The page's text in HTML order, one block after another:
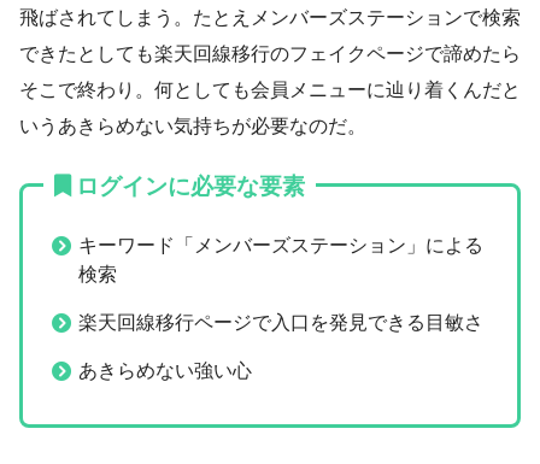
飛ばされてしまう。たとえメンバーズステーションで検索
できたとしても楽天回線移行のフェイクページで諦めたら
そこで終わり。何としても会員メニューに辿り着くんだと
いうあきらめない気持ちが必要なのだ。
ログインに必要な要素
キーワード「メンバーズステーション」による
検索
楽天回線移行ページで入口を発見できる目敏さ
あきらめない強い心